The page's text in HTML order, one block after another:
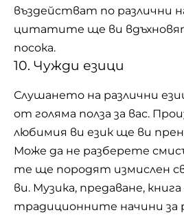
въздействат по различни
цитатите ще ви
посока.
10. Чужди езици
Слушането на различни
от голяма полза за вас.
любимия ви език ще ви
Може да не разберете
те ще породят измислен
ви. Музика, предаване,
традиционните начини за